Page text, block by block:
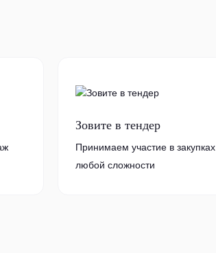
Зовите в тендер
Принимаем участие в закупках
любой сложности